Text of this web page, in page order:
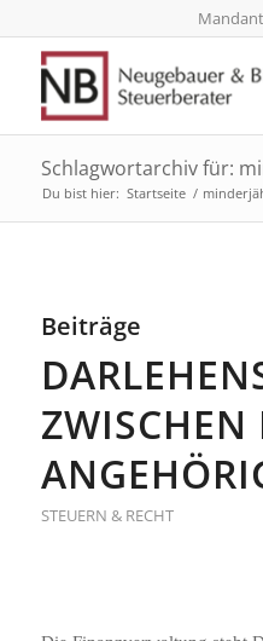
Schlagwortarchiv für:
Du bist hier: Startseite /
Beiträge
ZWISCHEN
STEUERN & RECHT